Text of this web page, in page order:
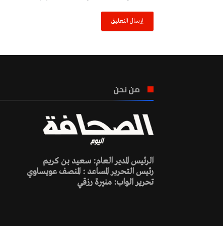
من نحن
الرئيس المدير العام: سعيد بن كريم
رئيس التحرير المساعد : المنصف عويساوي
تحرير الواب: منيرة رزقي